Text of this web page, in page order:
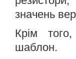
значень
Крім
шаблон.